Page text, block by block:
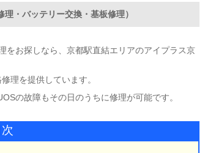
・バッテリー交換・基板修理）
をお探しなら、京都駅直結エリアのアイプラス京
理を提供しています。
の故障もその日のうちに修理が可能です。
次